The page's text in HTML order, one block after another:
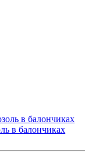
в балончиках